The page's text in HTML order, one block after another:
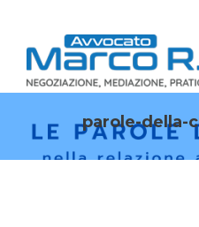
parole-della-